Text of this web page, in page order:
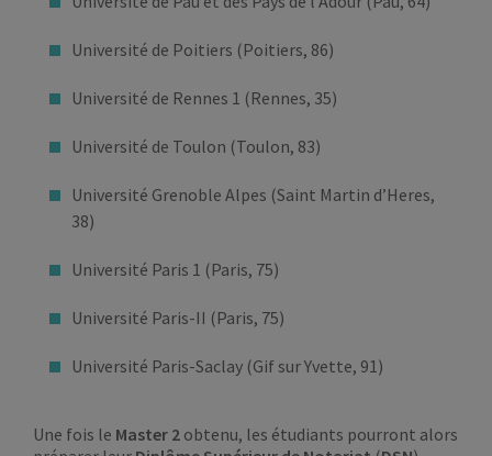
Université de Poitiers (Poitiers, 86)
Université de Rennes 1 (Rennes, 35)
Université de Toulon (Toulon, 83)
Université Grenoble Alpes (Saint Martin d’Heres,
38)
Université Paris 1 (Paris, 75)
Université Paris-II (Paris, 75)
Université Paris-Saclay (Gif sur Yvette, 91)
Une fois le Master 2 obtenu, les étudiants pourront alors